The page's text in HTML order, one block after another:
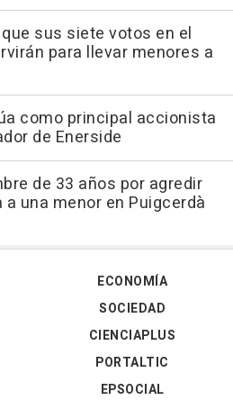
sus siete votos en el
para llevar menores a
como principal accionista
de Enerside
de 33 años por agredir
una menor en Puigcerdà
ECONOMÍA
SOCIEDAD
CIENCIAPLUS
PORTALTIC
EPSOCIAL